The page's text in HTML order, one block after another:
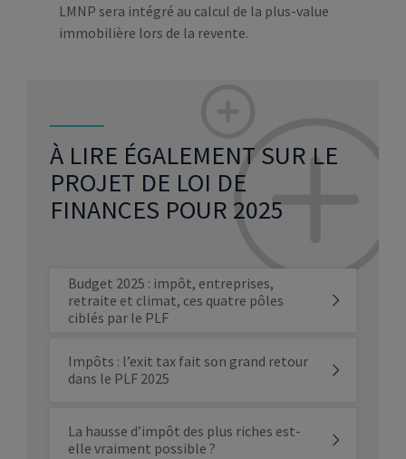
LMNP sera intégré au calcul de la plus-value
immobilière lors de la revente.
À LIRE ÉGALEMENT SUR LE
PROJET DE LOI DE
FINANCES POUR 2025
Budget 2025 : impôt, entreprises,
retraite et climat, ces quatre pôles
ciblés par le PLF
Impôts : l’exit tax fait son grand retour
dans le PLF 2025
La hausse d’impôt des plus riches est-
elle vraiment possible ?